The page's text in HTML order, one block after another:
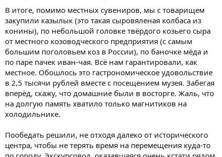
В итоге, помимо местных сувениров, мы с товарищем
закупили казылык (это такая сыровяленая колбаса из
конины), по небольшой головке твёрдого козьего сыра
от местного козоводческого предприятия (с самым
большим поголовьем коз в России), по баночке мёда и
по паре пачек иван-чая. Всё нам гарантировали, как
местное. Обошлось это гастрономическое удовольствие
в 2,5 тысячи рублей вместе с посещением музея. Забегая
вперёд, скажу, что домашние были в восторге. Жаль, что
на долгую память хватило только магнитиков на
холодильнике.
Пообедать решили, не отходя далеко от исторического
центра, чтобы не терять время на перемещения куда-то